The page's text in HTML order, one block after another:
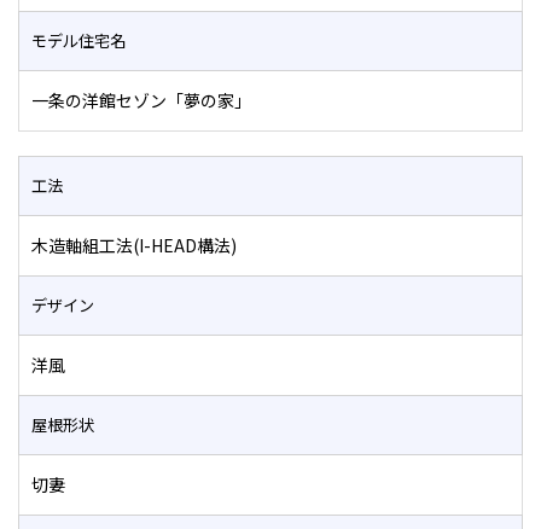
モデル住宅名
一条の洋館セゾン「夢の家」
工法
木造軸組工法(I-HEAD構法)
デザイン
洋風
屋根形状
切妻